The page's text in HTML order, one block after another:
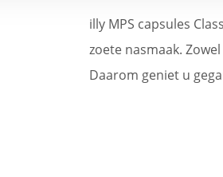
illy MPS capsules
zoete nasmaak.
Daarom geniet u